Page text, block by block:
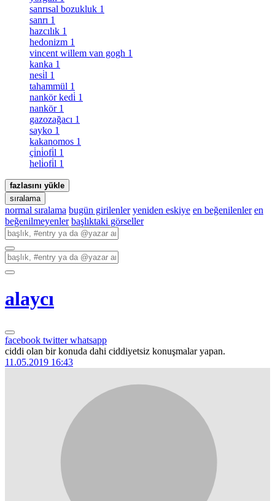
sanrısal bozukluk 1
sanrı 1
hazcılık 1
hedonizm 1
vincent willem van gogh 1
kanka 1
nesi̇l 1
tahammül 1
nankör kedi̇ 1
nankör 1
gazozağacı 1
sayko 1
kakanomos 1
çi̇ni̇ofi̇l 1
heli̇ofi̇l 1
fazlasını yükle
sıralama
normal sıralama bugün girilenler yeniden eskiye en beğenilenler en
beğenilmeyenler başlıktaki görseller
alaycı
facebook twitterwhatsapp
ciddi olan bir konuda dahi ciddiyetsiz konuşmalar yapan.
11.05.2019 16:43